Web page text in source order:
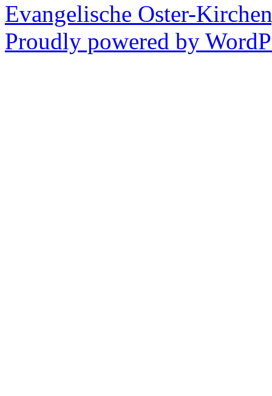
Evangelische Oster-
Proudly powered by